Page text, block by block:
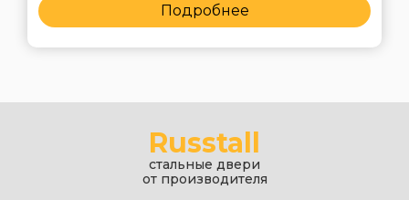
Подробнее
Russtall
стальные двери
от производителя